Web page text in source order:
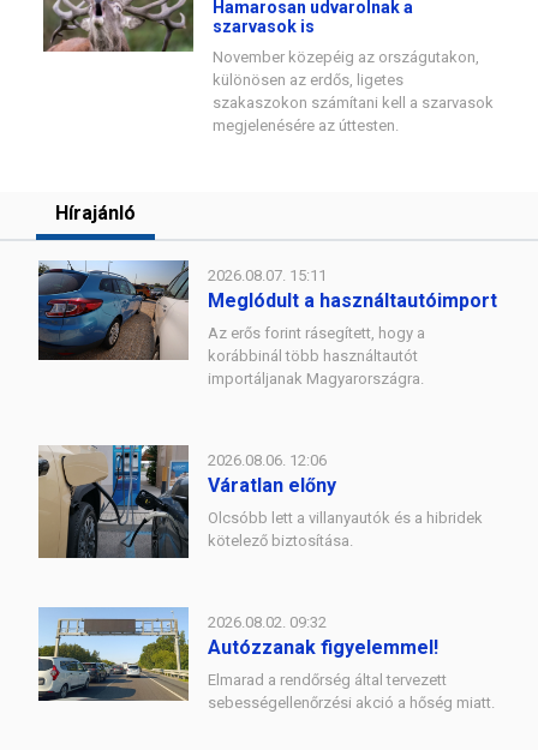
Hamarosan udvarolnak a
szarvasok is
November közepéig az országutakon,
különösen az erdős, ligetes
szakaszokon számítani kell a szarvasok
megjelenésére az úttesten.
Hírajánló
2026.08.07. 15:11
Meglódult a használtautóimport
Az erős forint rásegített, hogy a
korábbinál több használtautót
importáljanak Magyarországra.
2026.08.06. 12:06
Váratlan előny
Olcsóbb lett a villanyautók és a hibridek
kötelező biztosítása.
2026.08.02. 09:32
Autózzanak figyelemmel!
Elmarad a rendőrség által tervezett
sebességellenőrzési akció a hőség miatt.